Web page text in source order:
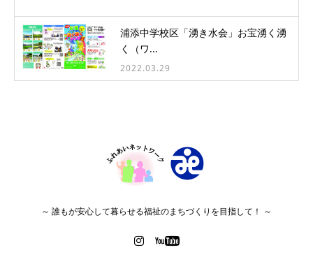
浦添中学校区「湧き水会」お宝湧く湧
く（ワ...
2022.03.29
～ 誰もが安心して暮らせる福祉のまちづくりを目指して！ ～